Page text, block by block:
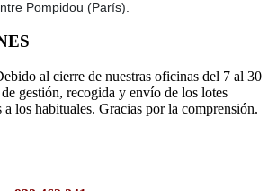
Pompidou (París).
al cierre de nuestras oficinas del 7 al 30
gestión, recogida y envío de los lotes
a los habituales. Gracias por la comprensión.